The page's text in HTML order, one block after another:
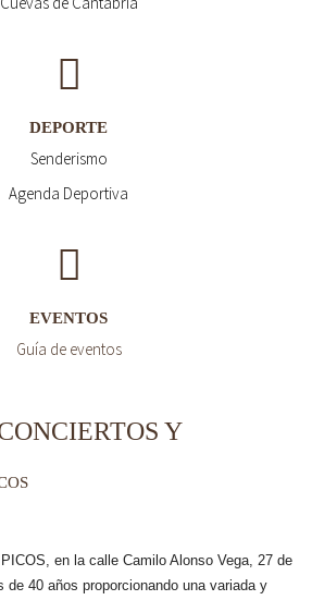
DEPORTE
Senderismo
Agenda Deportiva
EVENTOS
Guía de eventos
Y
en la calle Camilo Alonso Vega, 27 de
de 40 años proporcionando una variada y